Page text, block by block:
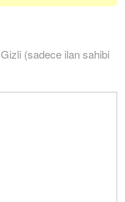
Gizli (sadece ilan sahibi